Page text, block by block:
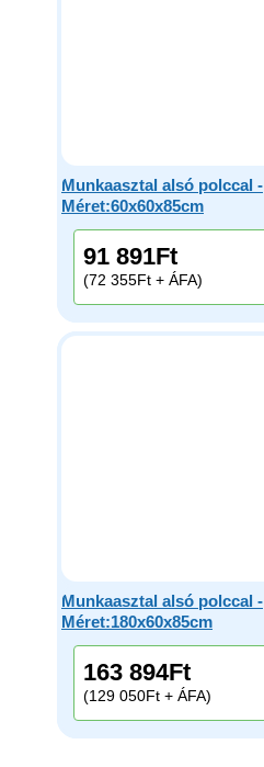
Munkaasztal alsó polccal -
Méret:60x60x85cm
91 891Ft
(72 355Ft + ÁFA)
Munkaasztal alsó polccal -
Méret:180x60x85cm
163 894Ft
(129 050Ft + ÁFA)